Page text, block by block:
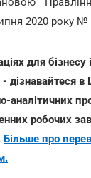
2020 року №
для бізнесу
дізнавайтеся в
аналітичних
робочих
Більше про